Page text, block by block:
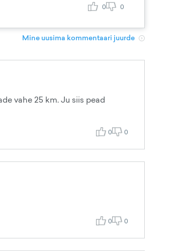
0 0
Mine uusima kommentaari juurde
vahe 25 km. Ju siis pead
0 0
0 0